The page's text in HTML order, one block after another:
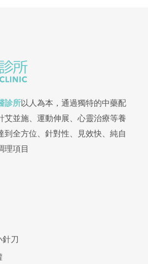
診所以人為本，通過獨特的中藥配
艾並施、運動伸展、心靈治療等養
到全方位、針對性、見效快、純自
理項目
刀